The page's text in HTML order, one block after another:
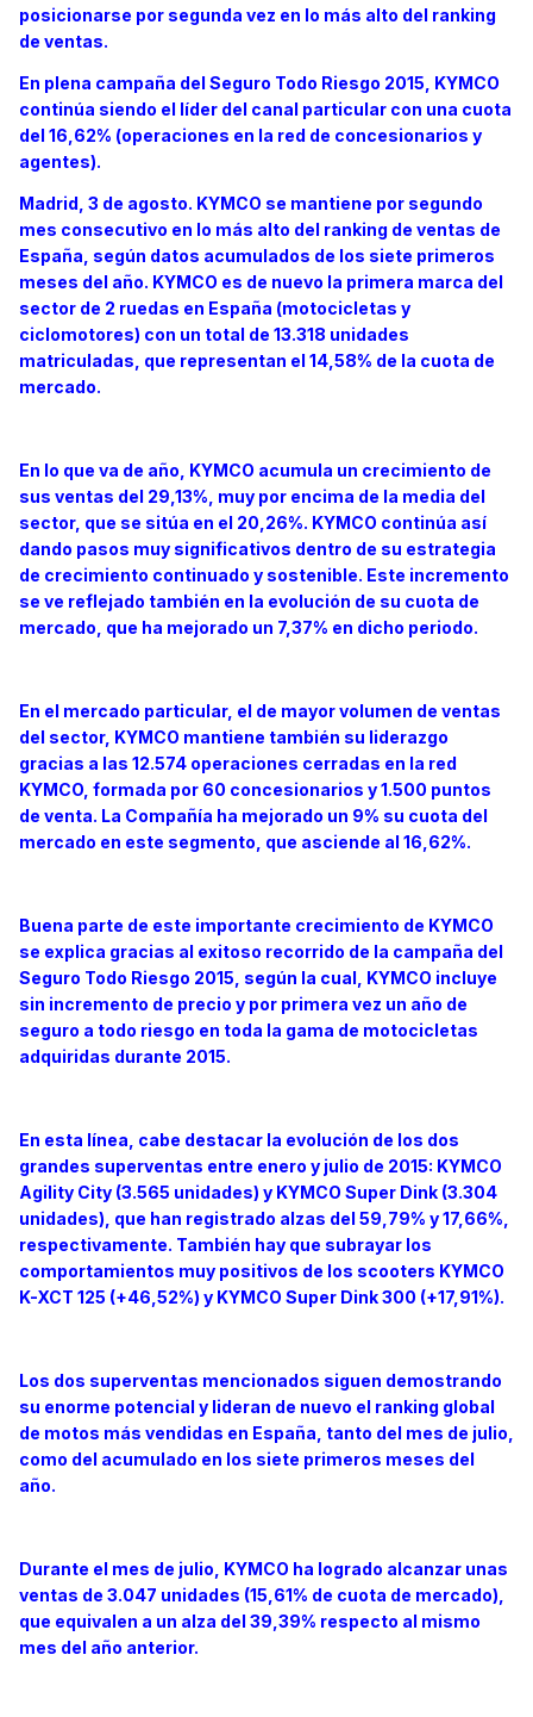
posicionarse por segunda vez en lo más alto del ranking
de ventas.
En plena campaña del Seguro Todo Riesgo 2015, KYMCO
continúa siendo el líder del canal particular con una cuota
del 16,62% (operaciones en la red de concesionarios y
agentes).
Madrid, 3 de agosto. KYMCO se mantiene por segundo
mes consecutivo en lo más alto del ranking de ventas de
España, según datos acumulados de los siete primeros
meses del año. KYMCO es de nuevo la primera marca del
sector de 2 ruedas en España (motocicletas y
ciclomotores) con un total de 13.318 unidades
matriculadas, que representan el 14,58% de la cuota de
mercado.
En lo que va de año, KYMCO acumula un crecimiento de
sus ventas del 29,13%, muy por encima de la media del
sector, que se sitúa en el 20,26%. KYMCO continúa así
dando pasos muy significativos dentro de su estrategia
de crecimiento continuado y sostenible. Este incremento
se ve reflejado también en la evolución de su cuota de
mercado, que ha mejorado un 7,37% en dicho periodo.
En el mercado particular, el de mayor volumen de ventas
del sector, KYMCO mantiene también su liderazgo
gracias a las 12.574 operaciones cerradas en la red
KYMCO, formada por 60 concesionarios y 1.500 puntos
de venta. La Compañía ha mejorado un 9% su cuota del
mercado en este segmento, que asciende al 16,62%.
Buena parte de este importante crecimiento de KYMCO
se explica gracias al exitoso recorrido de la campaña del
Seguro Todo Riesgo 2015, según la cual, KYMCO incluye
sin incremento de precio y por primera vez un año de
seguro a todo riesgo en toda la gama de motocicletas
adquiridas durante 2015.
En esta línea, cabe destacar la evolución de los dos
grandes superventas entre enero y julio de 2015: KYMCO
Agility City (3.565 unidades) y KYMCO Super Dink (3.304
unidades), que han registrado alzas del 59,79% y 17,66%,
respectivamente. También hay que subrayar los
comportamientos muy positivos de los scooters KYMCO
K-XCT 125 (+46,52%) y KYMCO Super Dink 300 (+17,91%).
Los dos superventas mencionados siguen demostrando
su enorme potencial y lideran de nuevo el ranking global
de motos más vendidas en España, tanto del mes de julio,
como del acumulado en los siete primeros meses del
año.
Durante el mes de julio, KYMCO ha logrado alcanzar unas
ventas de 3.047 unidades (15,61% de cuota de mercado),
que equivalen a un alza del 39,39% respecto al mismo
mes del año anterior.